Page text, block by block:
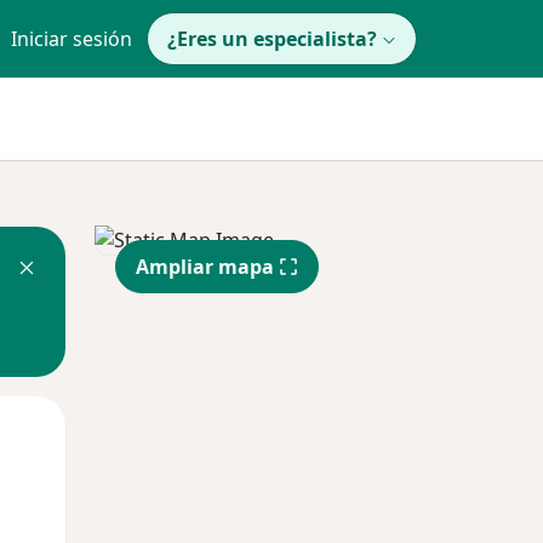
Iniciar sesión ¿Eres un especialista?
Ampliar mapa